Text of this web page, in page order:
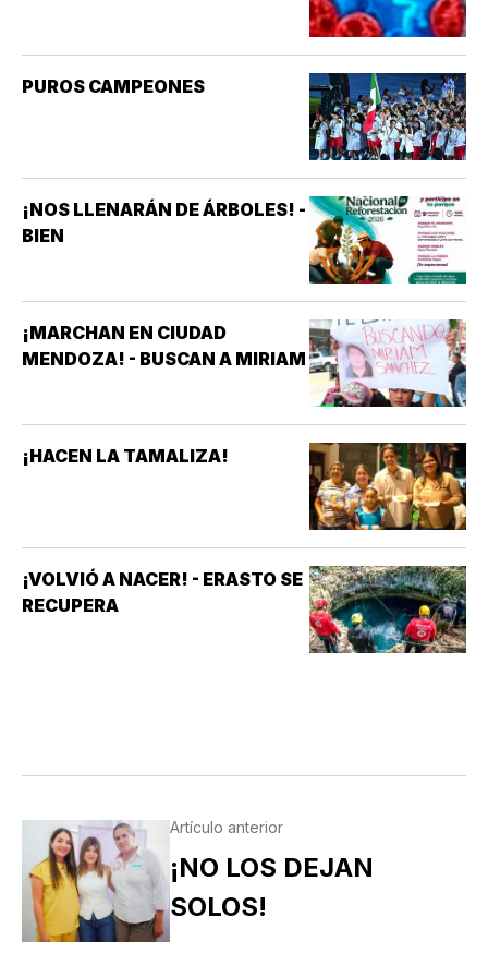
PUROS CAMPEONES
¡NOS LLENARÁN DE ÁRBOLES! -
BIEN
¡MARCHAN EN CIUDAD
MENDOZA! - BUSCAN A MIRIAM
¡HACEN LA TAMALIZA!
¡VOLVIÓ A NACER! - ERASTO SE
RECUPERA
Artículo anterior
¡NO LOS DEJAN
SOLOS!